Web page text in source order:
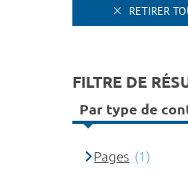
RETIRER
FILTRE DE
Par type de
Pages (1)